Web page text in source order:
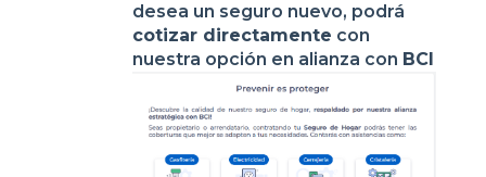
desea un seguro nuevo, podrá
cotizar directamente con
nuestra opción en alianza con BCI